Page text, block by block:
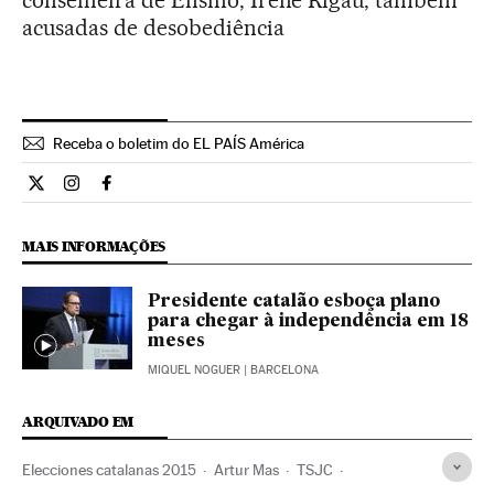
acusadas de desobediência
Receba o boletim do EL PAÍS América
Internacional El País Brasil en Twitter
Internacional El País Brasil en Instagram
Internacional El País Brasil en Facebook
MAIS INFORMAÇÕES
Presidente catalão esboça plano
para chegar à independência em 18
meses
MIQUEL NOGUER | BARCELONA
ARQUIVADO EM
Elecciones catalanas 2015 Artur Mas TSJC